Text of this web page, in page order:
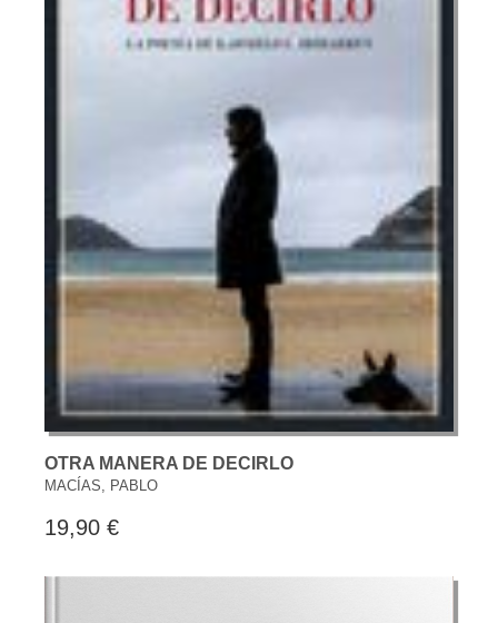
OTRA MANERA DE DECIRLO
MACÍAS, PABLO
19,90 €